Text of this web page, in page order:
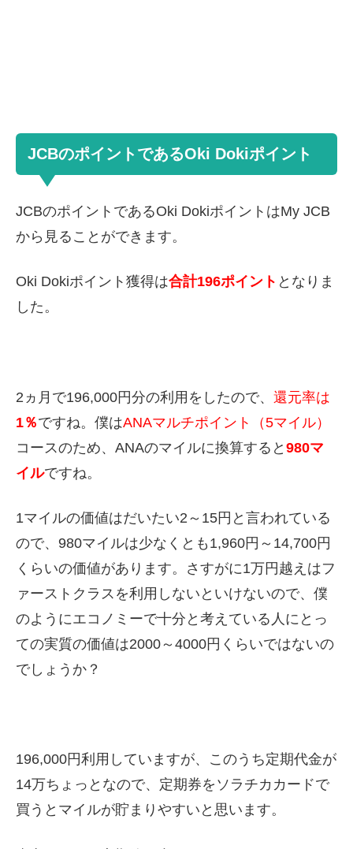
JCBのポイントであるOki Dokiポイント
JCBのポイントであるOki DokiポイントはMy JCB
から見ることができます。
Oki Dokiポイント獲得は合計196ポイント となりま
した。
2ヵ月で196,000円分の利用をしたので、 還元率は
1％ですね。僕はANAマルチポイント（5マイル）
コースのため、ANAのマイルに換算すると 980マ
イルですね。
1マイルの価値はだいたい2～15円と言われている
ので、980マイルは少なくとも1,960円～14,700円
くらいの価値があります。さすがに1万円越えはフ
ァーストクラスを利用しないといけないので、僕
のようにエコノミーで十分と考えている人にとっ
ての実質の価値は2000～4000円くらいではないの
でしょうか？
196,000円利用していますが、このうち定期代金が
14万ちょっとなので、定期券をソラチカカードで
買うとマイルが貯まりやすいと思います。